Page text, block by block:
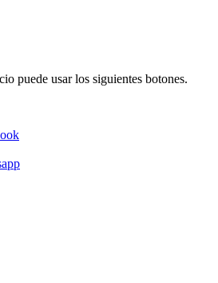
puede usar los siguientes botones.